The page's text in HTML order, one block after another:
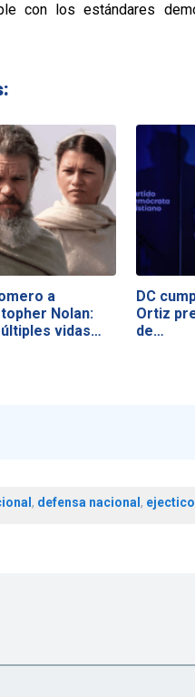
con los estándares
a
Nolan:
vidas…
DC
Ortiz
de…
, defensa nacional , ejectico